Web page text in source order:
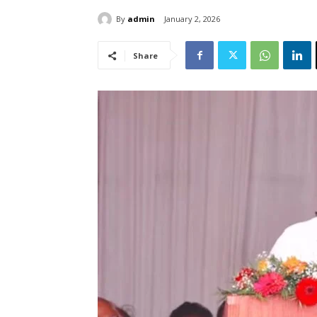
By admin January 2, 2026
Share